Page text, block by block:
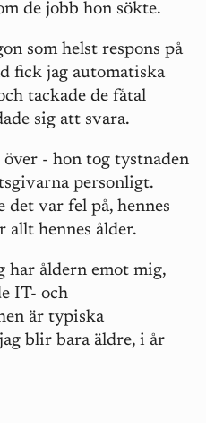
de jobb hon sökte.
som helst respons på
fick jag automatiska
tackade de fåtal
sig att svara.
- hon tog tystnaden
personligt.
det var fel på, hennes
allt hennes ålder.
har åldern emot mig,
IT- och
är typiska
blir bara äldre, i år